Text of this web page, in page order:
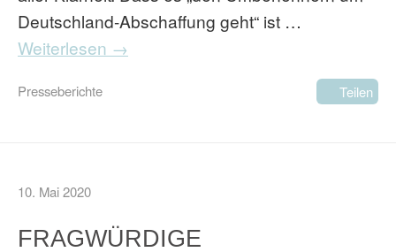
Deutschland-Abschaffung geht“ ist …
Weiterlesen →
Presseberichte Teilen
10. Mai 2020
FRAGWÜRDIGE